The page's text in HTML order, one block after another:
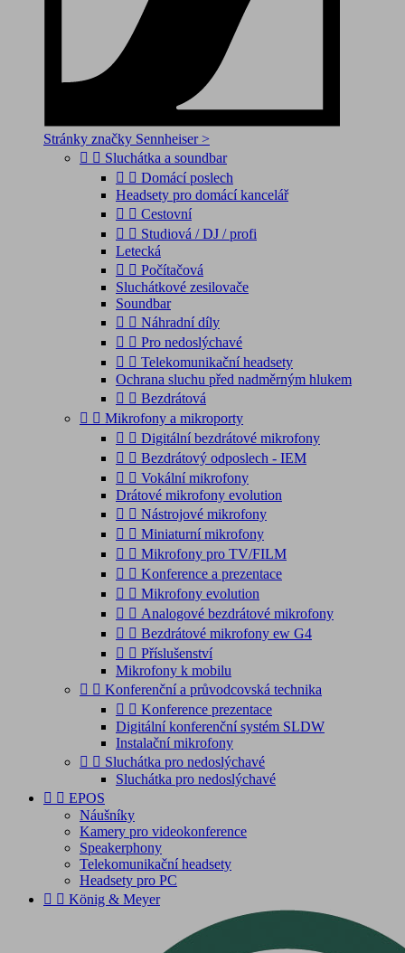
Stránky značky Sennheiser >
  Sluchátka a soundbar
  Domácí poslech
Headsety pro domácí kancelář
  Cestovní
  Studiová / DJ / profi
Letecká
  Počítačová
Sluchátkové zesilovače
Soundbar
  Náhradní díly
  Pro nedoslýchavé
  Telekomunikační headsety
Ochrana sluchu před nadměrným hlukem
  Bezdrátová
  Mikrofony a mikroporty
  Digitální bezdrátové mikrofony
  Bezdrátový odposlech - IEM
  Vokální mikrofony
Drátové mikrofony evolution
  Nástrojové mikrofony
  Miniaturní mikrofony
  Mikrofony pro TV/FILM
  Konference a prezentace
  Mikrofony evolution
  Analogové bezdrátové mikrofony
  Bezdrátové mikrofony ew G4
  Příslušenství
Mikrofony k mobilu
  Konferenční a průvodcovská technika
  Konference prezentace
Digitální konferenční systém SLDW
Instalační mikrofony
  Sluchátka pro nedoslýchavé
Sluchátka pro nedoslýchavé
  EPOS
Náušníky
Kamery pro videokonference
Speakerphony
Telekomunikační headsety
Headsety pro PC
  König & Meyer